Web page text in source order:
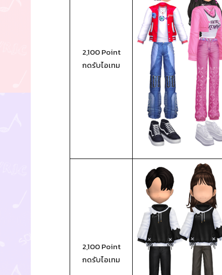
2,100 Point
กดรับไอเทม
2,100 Point
กดรับไอเทม